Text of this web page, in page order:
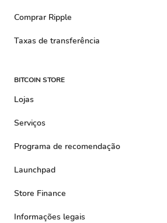
Comprar Ripple
Taxas de transferência
BITCOIN STORE
Lojas
Serviços
Programa de recomendação
Launchpad
Store Finance
Informações legais